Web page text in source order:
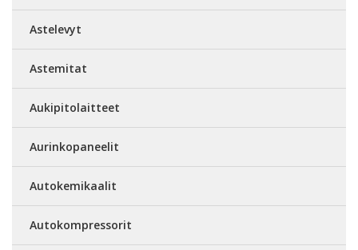
Astelevyt
Astemitat
Aukipitolaitteet
Aurinkopaneelit
Autokemikaalit
Autokompressorit